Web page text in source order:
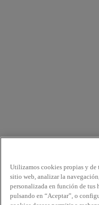
Utilizamos cookies propias y de
sitio web, analizar la
personalizada en función de tus
pulsando en “Aceptar”, o